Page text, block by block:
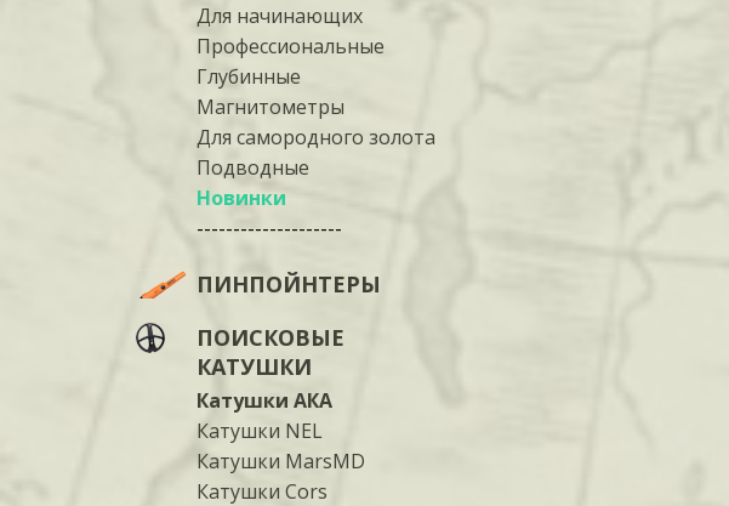
Для начинающих
Профессиональные
Глубинные
Магнитометры
Для самородного золота
Подводные
Новинки
--------------------
ПИНПОЙНТЕРЫ
ПОИСКОВЫЕ
КАТУШКИ
Катушки АКА
Катушки NEL
Катушки MarsMD
Катушки Cors